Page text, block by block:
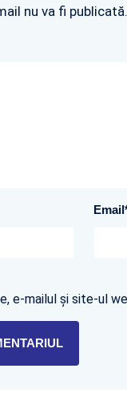
nu va fi
Email
e-mailul și site-ul